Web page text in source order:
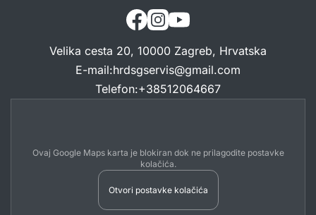
Velika cesta 20, 10000 Zagreb, Hrvatska
E-mail:hrdsgservis@gmail.com
Telefon:+38512064667
Ovaj Google Maps karta je blokiran dok ne prilagodite postavke
kolačića.
Otvori postavke kolačića